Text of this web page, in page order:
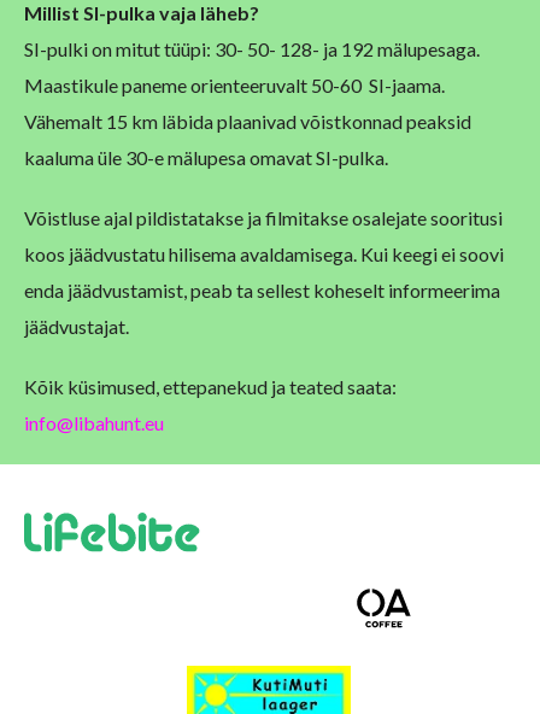
Millist SI-pulka vaja läheb?
SI-pulki on mitut tüüpi: 30- 50- 128- ja 192 mälupesaga.
Maastikule paneme orienteeruvalt 50-60 SI-jaama.
Vähemalt 15 km läbida plaanivad võistkonnad peaksid
kaaluma üle 30-e mälupesa omavat SI-pulka.
Võistluse ajal pildistatakse ja filmitakse osalejate sooritusi
koos jäädvustatu hilisema avaldamisega. Kui keegi ei soovi
enda jäädvustamist, peab ta sellest koheselt informeerima
jäädvustajat.
Kõik küsimused, ettepanekud ja teated saata:
info@libahunt.eu